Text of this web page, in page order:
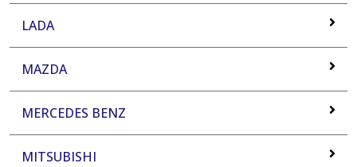
LADA
MAZDA
MERCEDES BENZ
MITSUBISHI